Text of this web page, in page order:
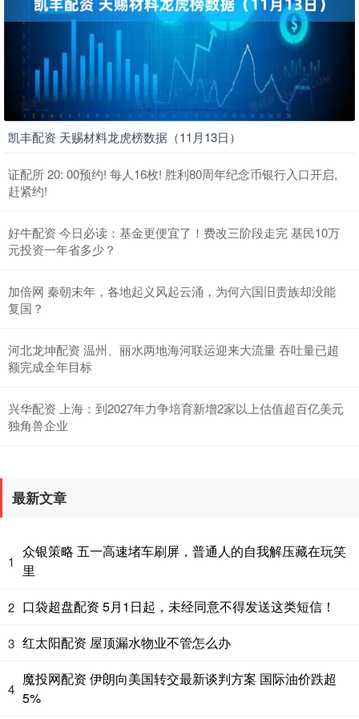
凯丰配资 天赐材料龙虎榜数据（11月13日）
证配所 20: 00预约! 每人16枚! 胜利80周年纪念币银行入口开启,
赶紧约!
好牛配资 今日必读：基金更便宜了！费改三阶段走完 基民10万
元投资一年省多少？
加倍网 秦朝末年，各地起义风起云涌，为何六国旧贵族却没能
复国？
河北龙坤配资 温州、丽水两地海河联运迎来大流量 吞吐量已超
额完成全年目标
兴华配资 上海：到2027年力争培育新增2家以上估值超百亿美元
独角兽企业
最新文章
1
众银策略 五一高速堵车刷屏，普通人的自我解压藏在玩笑
里
2 口袋超盘配资 5月1日起，未经同意不得发送这类短信！
3 红太阳配资 屋顶漏水物业不管怎么办
4
魔投网配资 伊朗向美国转交最新谈判方案 国际油价跌超
5%